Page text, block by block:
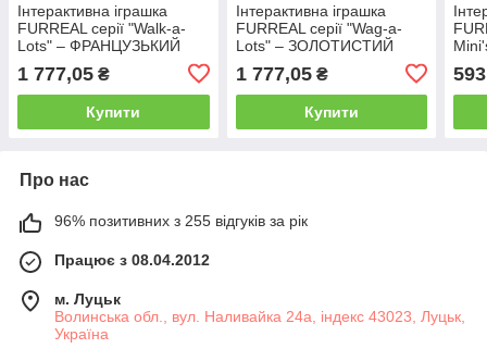
Інтерактивна іграшка
FURREAL серії "Walk-a-
Lots" – ФРАНЦУЗЬКИЙ
1 777,05 ₴
Купити
Інтерактивна іграшка
FURREAL серії "Wag-a-
Lots" – ЗОЛОТИСТИЙ
1 777,05₴
Купити
Про нас
96% позитивних з 255 відгуків за рік
Працює з 08.04.2012
м. Луцьк
Волинська обл., вул. Наливайка 24а, індекс 43023, Луцьк,
Україна